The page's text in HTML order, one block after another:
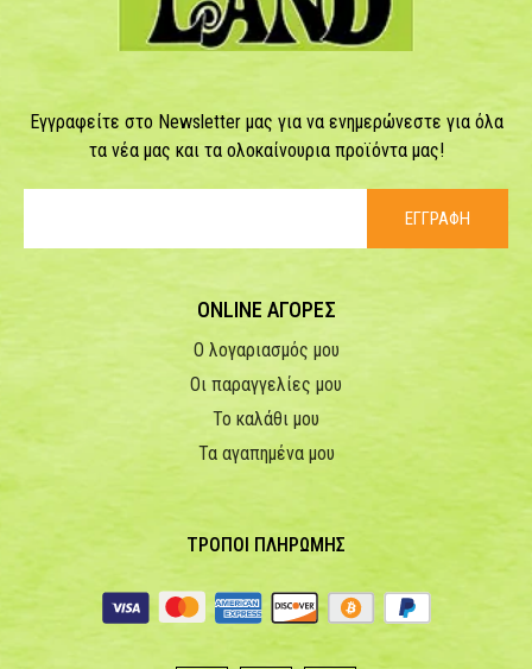
Εγγραφείτε στο Newsletter μας για να ενημερώνεστε για όλα
τα νέα μας και τα ολοκαίνουρια προϊόντα μας!
ΕΓΓΡΑΦΗ
ONLINE ΑΓΟΡΕΣ
Ο λογαριασμός μου
Οι παραγγελίες μου
Το καλάθι μου
Τα αγαπημένα μου
ΤΡΟΠΟΙ ΠΛΗΡΩΜΗΣ